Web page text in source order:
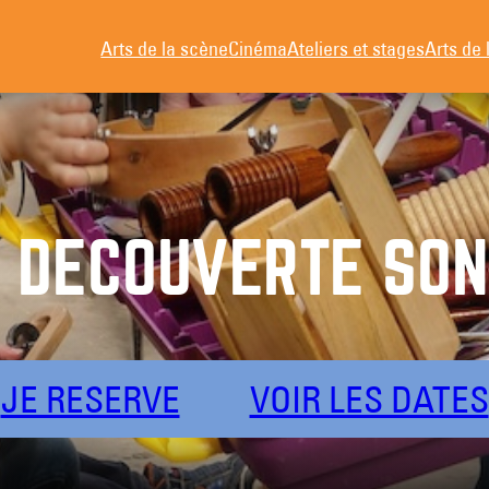
Arts de la scèneCinémaAteliers et stagesArts de
DÉCOUVERTE
JE RESERVE VOIR LES DATES